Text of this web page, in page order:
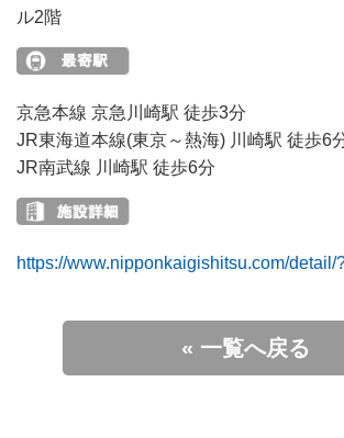
ル2階
京急本線 京急川崎駅 徒歩3分
JR東海道本線(東京～熱海) 川崎駅 徒歩6
JR南武線 川崎駅 徒歩6分
https://www.nipponkaigishitsu.com/detail/
« 一覧へ戻る